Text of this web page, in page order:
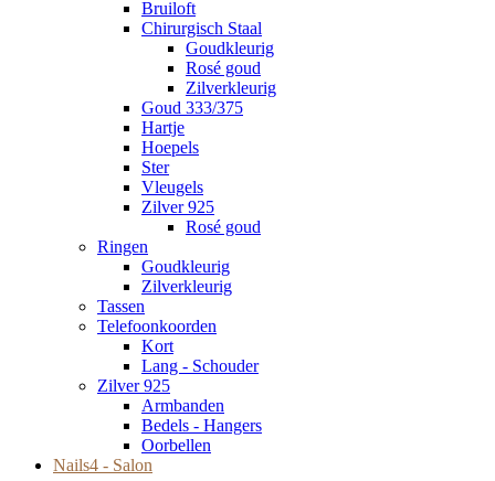
Bruiloft
Chirurgisch Staal
Goudkleurig
Rosé goud
Zilverkleurig
Goud 333/375
Hartje
Hoepels
Ster
Vleugels
Zilver 925
Rosé goud
Ringen
Goudkleurig
Zilverkleurig
Tassen
Telefoonkoorden
Kort
Lang - Schouder
Zilver 925
Armbanden
Bedels - Hangers
Oorbellen
Nails4 - Salon